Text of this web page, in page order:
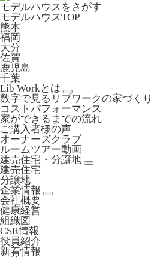
モデルハウスをさがす
モデルハウスTOP
熊本
福岡
大分
佐賀
鹿児島
千葉
Lib Workとは
数字で見るリブワークの家づくり
コストパフォーマンス
家ができるまでの流れ
ご購入者様の声
オーナーズクラブ
ルームツアー動画
建売住宅・分譲地
建売住宅
分譲地
企業情報
会社概要
健康経営
組織図
CSR情報
役員紹介
新着情報